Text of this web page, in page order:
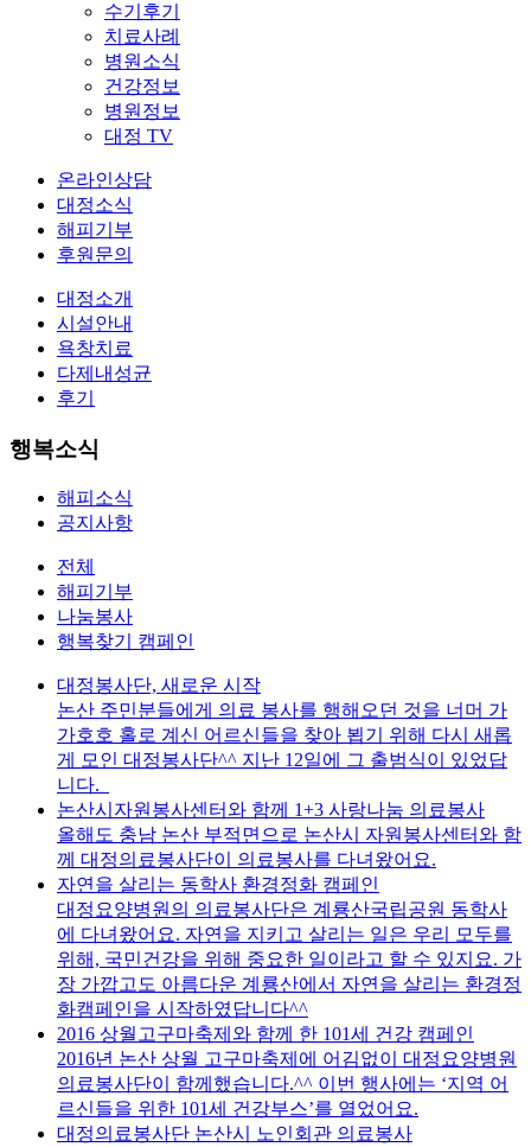
수기후기
치료사례
병원소식
건강정보
병원정보
대정 TV
온라인상담
대정소식
해피기부
후원문의
대정소개
시설안내
욕창치료
다제내성균
후기
행복소식
해피소식
공지사항
전체
해피기부
나눔봉사
행복찾기 캠페인
대정봉사단, 새로운 시작
논산 주민분들에게 의료 봉사를 행해오던 것을 너머 가
가호호 홀로 계신 어르신들을 찾아 뵙기 위해 다시 새롭
게 모인 대정봉사단^^ 지난 12일에 그 출범식이 있었답
니다.
논산시자원봉사센터와 함께 1+3 사랑나눔 의료봉사
올해도 충남 논산 부적면으로 논산시 자원봉사센터와 함
께 대정의료봉사단이 의료봉사를 다녀왔어요.
자연을 살리는 동학사 환경정화 캠페인
대정요양병원의 의료봉사단은 계룡산국립공원 동학사
에 다녀왔어요. 자연을 지키고 살리는 일은 우리 모두를
위해, 국민건강을 위해 중요한 일이라고 할 수 있지요. 가
장 가깝고도 아름다운 계룡산에서 자연을 살리는 환경정
화캠페인을 시작하였답니다^^
2016 상월고구마축제와 함께 한 101세 건강 캠페인
2016년 논산 상월 고구마축제에 어김없이 대정요양병원
의료봉사단이 함께했습니다.^^ 이번 행사에는 ‘지역 어
르신들을 위한 101세 건강부스’를 열었어요.
대정의료봉사단 논산시 노인회관 의료봉사